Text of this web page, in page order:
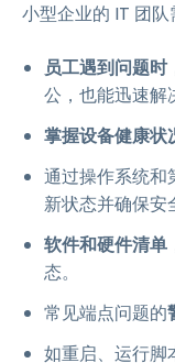
小型企业的 IT 团队
员工遇到问题时
公，也能迅速解
掌握设备健康状
通过操作系统和
新状态并确保安
软件和硬件清单
态。
常见端点问题的
如重启、运行脚